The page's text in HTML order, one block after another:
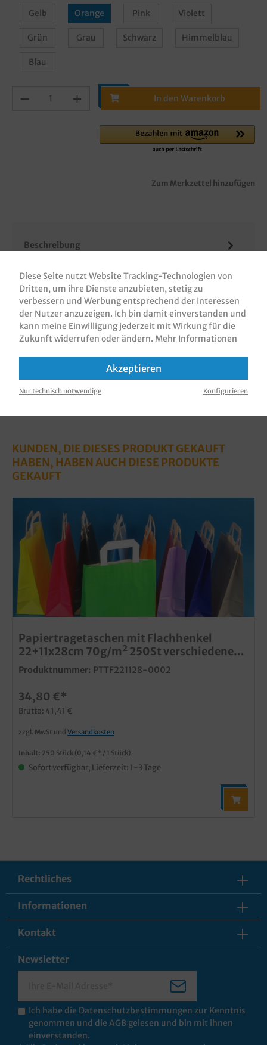
Gelb
Orange Pink Violett
Grün Grau Schwarz Himmelblau
Blau
In den Warenkorb
Zum Merkzettel hinzufügen
Beschreibung
Geschenktüten / Einkaufstüten, 32+12x40cm,
80g/m², mit Flachhenkel, verschiede…Mehr
Bewertungen
Informationen zur Produktsicherheit
KUNDEN, DIE DIESES PRODUKT GEKAUFT
HABEN, HABEN AUCH DIESE PRODUKTE
GEKAUFT
Papiertragetaschen mit Flachhenkel
22+11x28cm 70g/m² 250St verschiedene
Farben zur Auswahl
Produktnummer: PTTF221128-0002
34,80 €*
Brutto: 41,41 €
zzgl. MwSt und Versandkosten
Inhalt: 250 Stück (0,14 €* / 1 Stück)
Sofort verfügbar, Lieferzeit: 1-3 Tage
Rechtliches
Informationen
Kontakt
Newsletter
Ich habe die Datenschutzbestimmungen zur Kenntnis
genommen und die AGB gelesen und bin mit ihnen
einverstanden.
Diese Seite nutzt Website Tracking-Technologien von
Dritten, um ihre Dienste anzubieten, stetig zu
verbessern und Werbung entsprechend der Interessen
der Nutzer anzuzeigen. Ich bin damit einverstanden und
kann meine Einwilligung jederzeit mit Wirkung für die
Zukunft widerrufen oder ändern. Mehr Informationen
Akzeptieren
Nur technisch notwendige Konfigurieren